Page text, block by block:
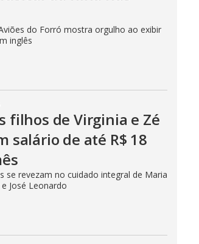
do Forró mostra orgulho ao exibir
inglês
filhos de Virginia e Zé
salário de até R$ 18
se revezam no cuidado integral de Maria
José Leonardo